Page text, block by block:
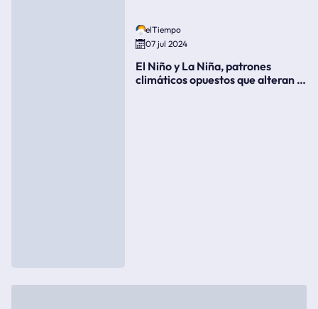
elTiempo
07 jul 2024
El Niño y La Niña, patrones
climáticos opuestos que alteran la